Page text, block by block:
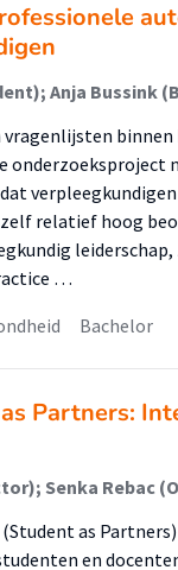
onderzoeksproject
verpleegkundigen
relatief hoog
…
Bachelor
Partners:
as
en